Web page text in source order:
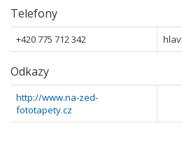
Telefony
+420 775 712 342
Odkazy
http://www.na-zed-
fototapety.cz